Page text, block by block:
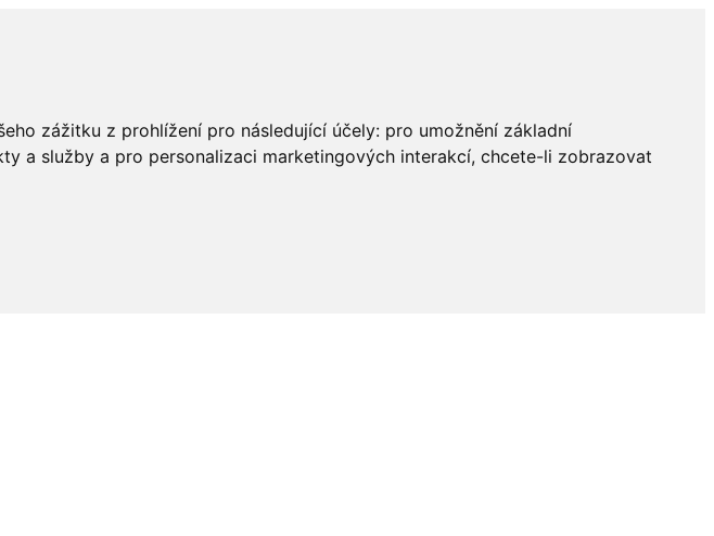
zážitku z prohlížení pro následující účely: pro umožnění základní
a služby a pro personalizaci marketingových interakcí, chcete-li zobrazovat